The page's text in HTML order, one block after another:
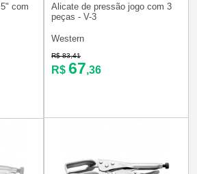
com
Alicate de pressão jogo com 3
peças - V-3
Western
R$ 83,41
R$ 67,36